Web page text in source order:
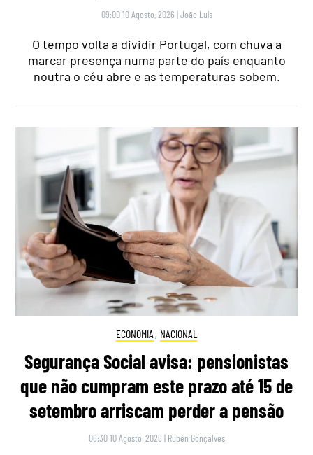
09:00 10 Agosto, 2026 |João Luís
O tempo volta a dividir Portugal, com chuva a
marcar presença numa parte do país enquanto
noutra o céu abre e as temperaturas sobem.
ECONOMIA , NACIONAL
Segurança Social avisa: pensionistas
que não cumpram este prazo até 15 de
setembro arriscam perder a pensão
06:30 10 Agosto, 2026 | Rubén Gonçalves